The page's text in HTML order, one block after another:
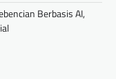
Berbasis AI,